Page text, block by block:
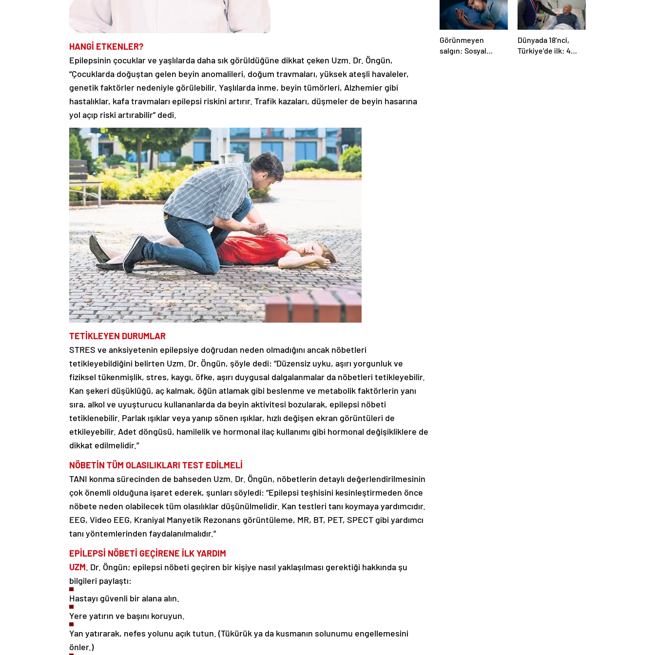
HANGİ ETKENLER?
Epilepsinin çocuklar ve yaşlılarda daha sık görüldüğüne dikkat çeken Uzm. Dr. Öngün,
“Çocuklarda doğuştan gelen beyin anomalileri, doğum travmaları, yüksek ateşli havaleler,
genetik faktörler nedeniyle görülebilir. Yaşlılarda inme, beyin tümörleri, Alzhemier gibi
hastalıklar, kafa travmaları epilepsi riskini artırır. Trafik kazaları, düşmeler de beyin hasarına
yol açıp riski artırabilir” dedi.
TETİKLEYEN DURUMLAR
STRES ve anksiyetenin epilepsiye doğrudan neden olmadığını ancak nöbetleri
tetikleyebildiğini belirten Uzm. Dr. Öngün, şöyle dedi: “Düzensiz uyku, aşırı yorgunluk ve
fiziksel tükenmişlik, stres, kaygı, öfke, aşırı duygusal dalgalanmalar da nöbetleri tetikleyebilir.
Kan şekeri düşüklüğü, aç kalmak, öğün atlamak gibi beslenme ve metabolik faktörlerin yanı
sıra, alkol ve uyuşturucu kullananlarda da beyin aktivitesi bozularak, epilepsi nöbeti
tetiklenebilir. Parlak ışıklar veya yanıp sönen ışıklar, hızlı değişen ekran görüntüleri de
etkileyebilir. Adet döngüsü, hamilelik ve hormonal ilaç kullanımı gibi hormonal değişikliklere de
dikkat edilmelidir.”
NÖBETİN TÜM OLASILIKLARI TEST EDİLMELİ
TANI konma sürecinden de bahseden Uzm. Dr. Öngün, nöbetlerin detaylı değerlendirilmesinin
çok önemli olduğuna işaret ederek, şunları söyledi: “Epilepsi teşhisini kesinleştirmeden önce
nöbete neden olabilecek tüm olasılıklar düşünülmelidir. Kan testleri tanı koymaya yardımcıdır.
EEG, Video EEG, Kraniyal Manyetik Rezonans görüntüleme, MR, BT, PET, SPECT gibi yardımcı
tanı yöntemlerinden faydalanılmalıdır.”
EPİLEPSİ NÖBETİ GEÇİRENE İLK YARDIM
UZM. Dr. Öngün; epilepsi nöbeti geçiren bir kişiye nasıl yaklaşılması gerektiği hakkında şu
bilgileri paylaştı:
Hastayı güvenli bir alana alın.
Yere yatırın ve başını koruyun.
Yan yatırarak, nefes yolunu açık tutun. (Tükürük ya da kusmanın solunumu engellemesini
önler.)
Görünmeyen
salgın: Sosyal
Dünyada 18’nci,
Türkiye’de ilk: 4